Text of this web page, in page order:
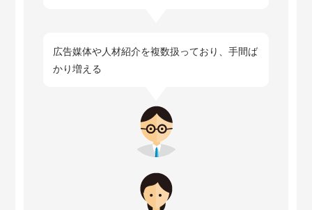
広告媒体や人材紹介を複数扱っており、手間ば
かり増える